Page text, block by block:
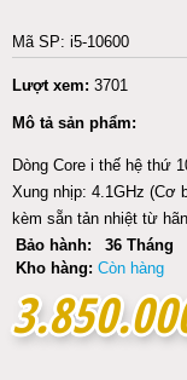
Mã SP: i5-10600
Lượt xem: 3701
Mô tả sản phẩm:
Dòng Core i thế hệ thứ
Xung nhịp: 4.1GHz (Cơ
kèm sẵn tản nhiệt từ
Bảo hành:
36 Tháng
Kho hàng: Còn hàng